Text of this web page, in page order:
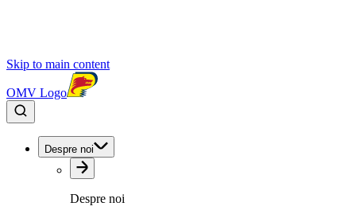
Skip to main content
OMV Logo
Despre noi
Despre noi